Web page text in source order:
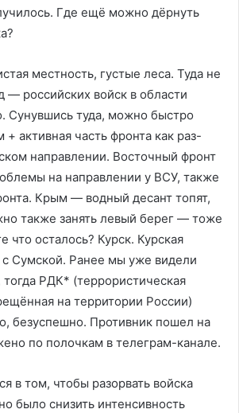
Где ещё можно дёрнуть
местность, густые леса. Туда не
— российских войск в области
Сунувшись туда, можно быстро
+ активная часть фронта как раз-
направлении. Восточный фронт
на направлении у ВСУ, также
Крым — водный десант топят,
также занять левый берег — тоже
что осталось? Курск. Курская
с Сумской. Ранее мы уже видели
тогда РДК* (террористическая
на территории России)
безуспешно. Противник пошел на
по полочкам в телеграм-канале.
в том, чтобы разорвать войска
было снизить интенсивность